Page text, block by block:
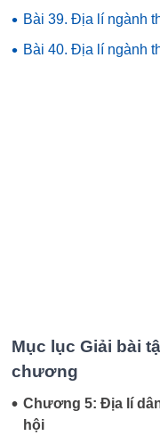
• Bài 39. Địa lí ngành
• Bài 40. Địa lí ngành
Mục lục Giải bài
chương
• Chương 5: Địa lí
hội